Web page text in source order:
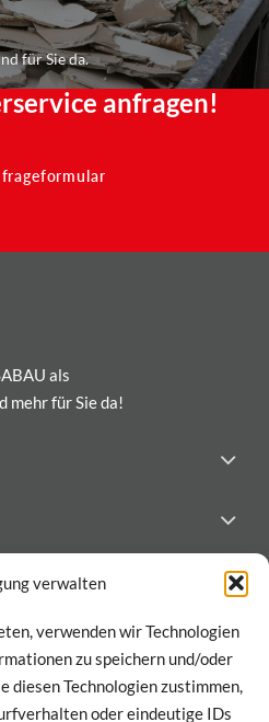
verwalten
verwenden wir Technologien
zu speichern und/oder
diesen Technologien zustimmen,
oder eindeutige IDs
für Sie da.
anfragen!
als
mehr für Sie da!